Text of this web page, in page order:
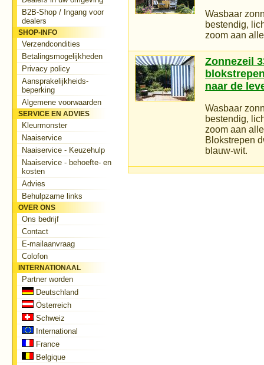
Wasbaar
bestendig,
zoom aan
Zonnezeil
naar de
Wasbaar
bestendig,
zoom aan
Blokstrepen
blauw-wit.
B2B-Shop / Ingang voor
dealers
SHOP-INFO
Verzendcondities
Betalingsmogelijkheden
Privacy policy
Aansprakelijkheids-
beperking
Algemene voorwaarden
SERVICE EN ADVIES
Kleurmonster
Naaiservice
Naaiservice - Keuzehulp
Naaiservice - behoefte- en
kosten
Advies
Behulpzame links
OVER ONS
Ons bedrijf
Contact
E-mailaanvraag
Colofon
INTERNATIONAAL
Partner worden
Deutschland
Österreich
Schweiz
International
France
Belgique